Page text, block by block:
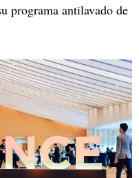
programa antilavado de